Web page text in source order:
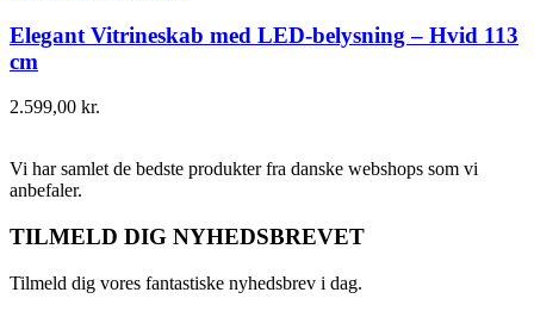
Elegant Vitrineskab med LED-belysning – Hvid 113
cm
2.599,00 kr.
Vi har samlet de bedste produkter fra danske webshops som vi
anbefaler.
TILMELD DIG NYHEDSBREVET
Tilmeld dig vores fantastiske nyhedsbrev i dag.